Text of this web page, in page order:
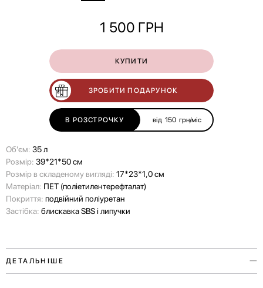
1 500 ГРН
КУПИТИ
ЗРОБИТИ ПОДАРУНОК
В РОЗСТРОЧКУ від 150 грн/міс
Об'єм: 35 л
Розмір: 39*21*50 см
Розмір в складеному вигляді: 17*23*1,0 см
Матеріал: ПЕТ (поліетилентерефталат)
Покриття: подвійний поліуретан
Застібка: блискавка SBS і липучки
ДЕТАЛЬНІШЕ